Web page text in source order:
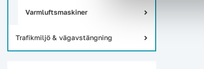
Varmluftsmaskiner
Trafikmiljö & vägavstängning